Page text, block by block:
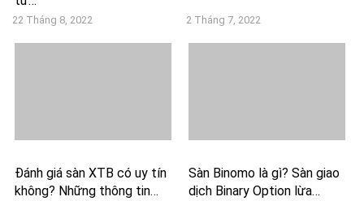
22 Tháng 8, 2022 2 Tháng 7, 2022
Đánh giá sàn XTB có uy tín
không? Những thông tin…
Sàn Binomo là gì? Sàn giao
dịch Binary Option lừa…